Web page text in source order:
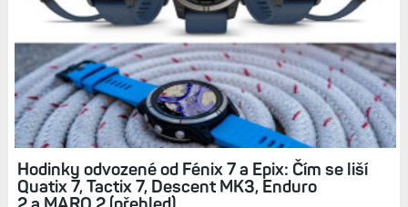
Související články